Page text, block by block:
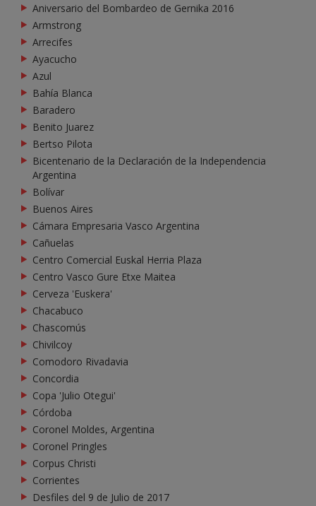
Aniversario del Bombardeo de Gernika 2016
Armstrong
Arrecifes
Ayacucho
Azul
Bahía Blanca
Baradero
Benito Juarez
Bertso Pilota
Bicentenario de la Declaración de la Independencia
Argentina
Bolívar
Buenos Aires
Cámara Empresaria Vasco Argentina
Cañuelas
Centro Comercial Euskal Herria Plaza
Centro Vasco Gure Etxe Maitea
Cerveza 'Euskera'
Chacabuco
Chascomús
Chivilcoy
Comodoro Rivadavia
Concordia
Copa 'Julio Otegui'
Córdoba
Coronel Moldes, Argentina
Coronel Pringles
Corpus Christi
Corrientes
Desfiles del 9 de Julio de 2017